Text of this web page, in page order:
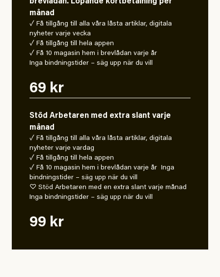
brevlådan. Löpande kortbetalning per
månad
✓ Få tillgång till alla våra låsta artiklar, digitala
nyheter varje vecka
✓ Få tillgång till hela appen
✓ Få 10 magasin hem i brevlådan varje år
Inga bindningstider – säg upp när du vill
69 kr
Stöd Arbetaren med extra slant varje
månad
✓ Få tillgång till alla våra låsta artiklar, digitala
nyheter varje vardag
✓ Få tillgång till hela appen
✓ Få 10 magasin hem i brevlådan varje år Inga
bindningstider – säg upp när du vill
♡ Stöd Arbetaren med en extra slant varje månad
Inga bindningstider – säg upp när du vill
99 kr